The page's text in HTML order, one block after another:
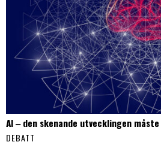
AI ‒ den skenande utvecklingen
DEBATT